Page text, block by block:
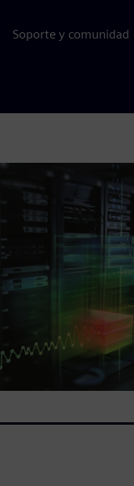
Soporte y comunidad